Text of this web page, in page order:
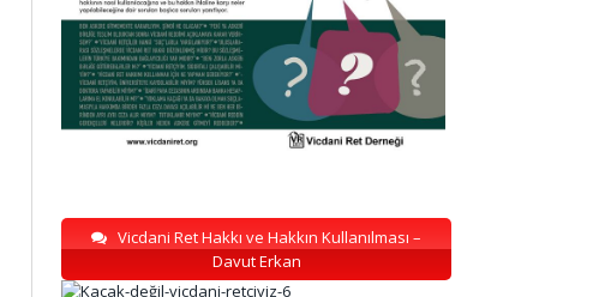
Vicdani Ret Hakkı ve Hakkın Kullanılması –
Davut Erkan